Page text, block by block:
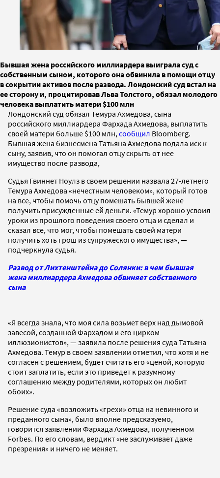
Бывшая жена российского миллиардера выиграла суд с
собственным сыном, которого она обвинила в помощи отцу
в сокрытии активов после развода. Лондонский суд встал на
ее сторону и, процитировав Льва Толстого, обязал молодого
человека выплатить матери $100 млн
Лондонский суд обязал Темура Ахмедова, сына
российского миллиардера Фархада Ахмедова, выплатить
своей матери больше $100 млн, сообщил Bloomberg.
Бывшая жена бизнесмена Татьяна Ахмедова подала иск к
сыну, заявив, что он помогал отцу скрыть от нее
имущество после развода,
Судья Гвиннет Ноулз в своем решении назвала 27-летнего
Темура Ахмедова «нечестным человеком», который готов
на все, чтобы помочь отцу помешать бывшей жене
получить присужденные ей деньги. «Темур хорошо усвоил
уроки из прошлого поведения своего отца и сделал и
сказал все, что мог, чтобы помешать своей матери
получить хоть грош из супружеского имущества», —
подчеркнула судья.
Развод от Лихтенштейна до Солянки: в чем бывшая
жена миллиардера Ахмедова обвиняет собственного
сына
«Я всегда знала, что моя сила возьмет верх над дымовой
завесой, созданной Фархадом и его цирком
иллюзионистов», — заявила после решения суда Татьяна
Ахмедова. Темур в своем заявлении отметил, что хотя и не
согласен с решением, будет считать его «ценой, которую
стоит заплатить, если это приведет к разумному
соглашению между родителями, которых он любит
обоих».
Решение суда «возложить «грехи» отца на невинного и
преданного сына», было вполне предсказуемо,
говорится заявлении Фархада Ахмедова, полученном
Forbes. По его словам, вердикт «не заслуживает даже
презрения» и ничего не меняет.